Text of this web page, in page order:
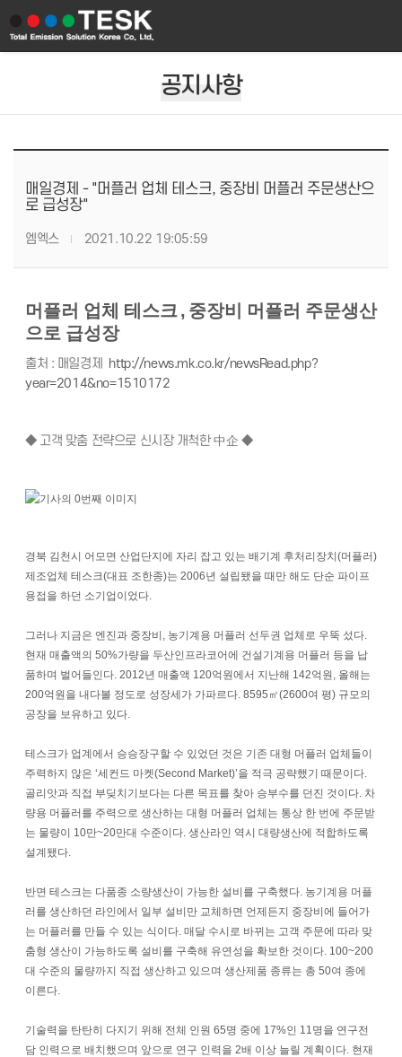
공지사항
매일경제 - "머플러 업체 테스크, 중장비 머플러 주문생산으
로 급성장"
엠엑스 2021.10.22 19:05:59
머플러 업체 테스크, 중장비 머플러 주문생산
으로 급성장
출처 : 매일경제 http://news.mk.co.kr/newsRead.php?
year=2014&no=1510172
◆ 고객 맞춤 전략으로 신시장 개척한 中企 ◆
경북 김천시 어모면 산업단지에 자리 잡고 있는 배기계 후처리장치(머플러)
제조업체 테스크(대표 조한종)는 2006년 설립됐을 때만 해도 단순 파이프
용접을 하던 소기업이었다.
그러나 지금은 엔진과 중장비, 농기계용 머플러 선두권 업체로 우뚝 섰다.
현재 매출액의 50%가량을 두산인프라코어에 건설기계용 머플러 등을 납
품하며 벌어들인다. 2012년 매출액 120억원에서 지난해 142억원, 올해는
200억원을 내다볼 정도로 성장세가 가파르다. 8595㎡(2600여 평) 규모의
공장을 보유하고 있다.
테스크가 업계에서 승승장구할 수 있었던 것은 기존 대형 머플러 업체들이
주력하지 않은 ‘세컨드 마켓(Second Market)’을 적극 공략했기 때문이다.
골리앗과 직접 부딪치기보다는 다른 목표를 찾아 승부수를 던진 것이다. 차
량용 머플러를 주력으로 생산하는 대형 머플러 업체는 통상 한 번에 주문받
는 물량이 10만~20만대 수준이다. 생산라인 역시 대량생산에 적합하도록
설계됐다.
반면 테스크는 다품종 소량생산이 가능한 설비를 구축했다. 농기계용 머플
러를 생산하던 라인에서 일부 설비만 교체하면 언제든지 중장비에 들어가
는 머플러를 만들 수 있는 식이다. 매달 수시로 바뀌는 고객 주문에 따라 맞
춤형 생산이 가능하도록 설비를 구축해 유연성을 확보한 것이다. 100~200
대 수준의 물량까지 직접 생산하고 있으며 생산제품 종류는 총 50여 종에
이른다.
기술력을 탄탄히 다지기 위해 전체 인원 65명 중에 17%인 11명을 연구전
담 인력으로 배치했으며 앞으로 연구 인력을 2배 이상 늘릴 계획이다. 현재